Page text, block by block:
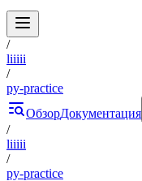
/
liiiii
/
py-practice
ОбзорДокументация
/
liiiii
/
py-practice